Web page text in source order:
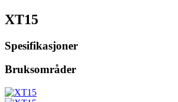
XT15
Spesifikasjoner
Bruksområder